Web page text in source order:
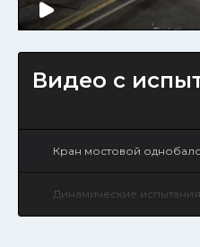
Видео с
Кран мостовой
Динамические